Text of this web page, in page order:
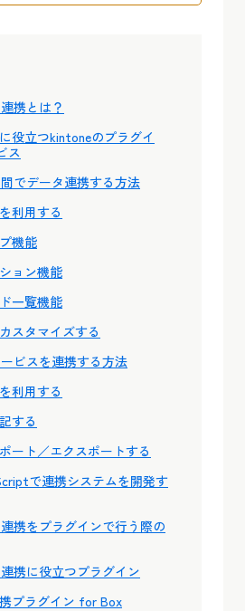
携とは？
役立つkintoneのプラグイ
ス
でデータ連携する方法
利用する
機能
ョン機能
一覧機能
スタマイズする
ビスを連携する方法
利用する
する
ート／エクスポートする
で連携システムを開発す
携をプラグインで行う際の
携に役立つプラグイン
プラグイン for Box